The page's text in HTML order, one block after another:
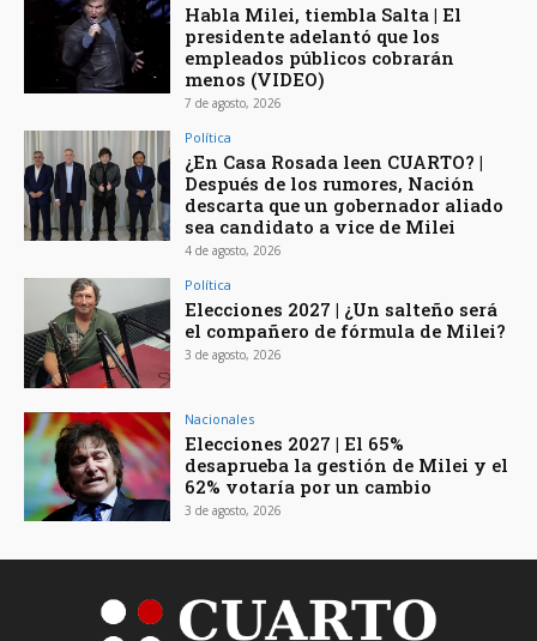
Habla Milei, tiembla Salta | El
presidente adelantó que los
empleados públicos cobrarán
menos (VIDEO)
7 de agosto, 2026
Política
¿En Casa Rosada leen CUARTO? |
Después de los rumores, Nación
descarta que un gobernador aliado
sea candidato a vice de Milei
4 de agosto, 2026
Política
Elecciones 2027 | ¿Un salteño será
el compañero de fórmula de Milei?
3 de agosto, 2026
Nacionales
Elecciones 2027 | El 65%
desaprueba la gestión de Milei y el
62% votaría por un cambio
3 de agosto, 2026